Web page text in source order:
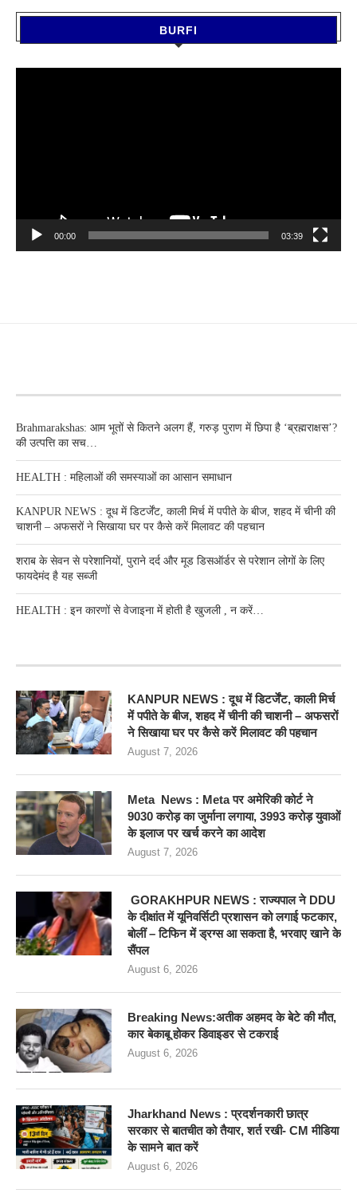
BURFI
00:00 03:39
Brahmarakshas: आम भूतों से कितने अलग हैं, गरुड़ पुराण में छिपा है ‘ब्रह्मराक्षस’?
की उत्पत्ति का सच…
HEALTH : महिलाओं की समस्‍याओं का आसान समाधान
KANPUR NEWS : दूध में डिटर्जेंट, काली मिर्च में पपीते के बीज, शहद में चीनी की
चाशनी – अफसरों ने सिखाया घर पर कैसे करें मिलावट की पहचान
शराब के सेवन से परेशानियों, पुराने दर्द और मूड डिसऑर्डर से परेशान लोगों के लिए
फायदेमंद है यह सब्जी
HEALTH : इन कारणों से वेजाइना में होती है खुजली , न करें…
KANPUR NEWS : दूध में डिटर्जेंट, काली मिर्च
में पपीते के बीज, शहद में चीनी की चाशनी – अफसरों
ने सिखाया घर पर कैसे करें मिलावट की पहचान
August 7, 2026
Meta News : Meta पर अमेरिकी कोर्ट ने
9030 करोड़ का जुर्माना लगाया, 3993 करोड़ युवाओं
के इलाज पर खर्च करने का आदेश
August 7, 2026
GORAKHPUR NEWS : राज्यपाल ने DDU
के दीक्षांत में यूनिवर्सिटी प्रशासन को लगाई फटकार,
बोलीं – टिफिन में ड्रग्स आ सकता है, भरवाए खाने के
सैंपल
August 6, 2026
Breaking News:अतीक अहमद के बेटे की मौत,
कार बेकाबू होकर डिवाइडर से टकराई
August 6, 2026
Jharkhand News : प्रदर्शनकारी छात्र
सरकार से बातचीत को तैयार, शर्त रखी- CM मीडिया
के सामने बात करें
August 6, 2026